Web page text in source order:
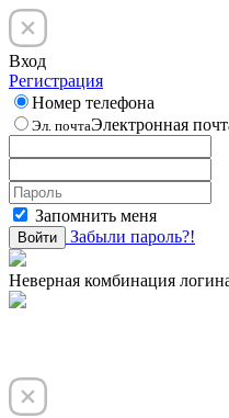
Вход
Регистрация
Номер телефона
Эл. почтаЭлектронная
Запомнить меня
Войти Забыли пароль?!
Неверная комбинация